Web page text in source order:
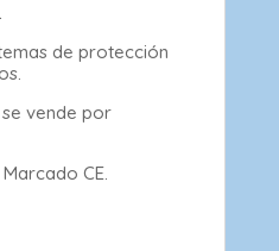
de protección
se vende por
CE.